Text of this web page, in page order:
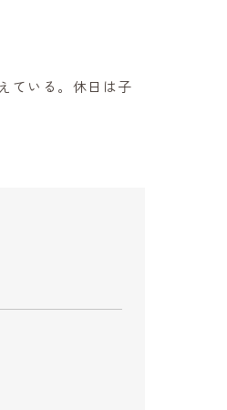
ている。休日は子